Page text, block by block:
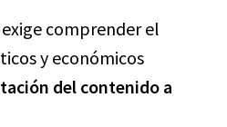
comprender el
y económicos
del contenido a